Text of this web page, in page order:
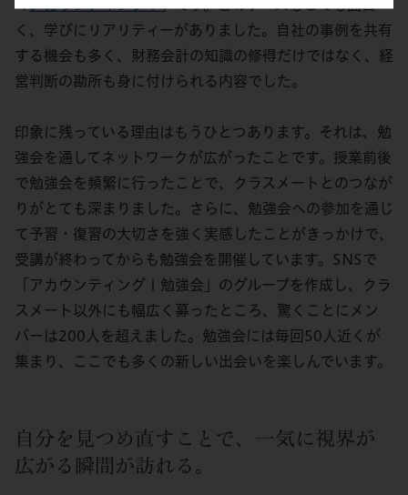
く、学びにリアリティーがありました。自社の事例を共有
する機会も多く、財務会計の知識の修得だけではなく、経
営判断の勘所も身に付けられる内容でした。
印象に残っている理由はもうひとつあります。それは、勉
強会を通してネットワークが広がったことです。授業前後
で勉強会を頻繁に行ったことで、クラスメートとのつなが
りがとても深まりました。さらに、勉強会への参加を通じ
て予習・復習の大切さを強く実感したことがきっかけで、
受講が終わってからも勉強会を開催しています。SNSで
「アカウンティングⅠ勉強会」のグループを作成し、クラ
スメート以外にも幅広く募ったところ、驚くことにメン
バーは200人を超えました。勉強会には毎回50人近くが
集まり、ここでも多くの新しい出会いを楽しんでいます。
自分を見つめ直すことで、一気に視界が
広がる瞬間が訪れる。